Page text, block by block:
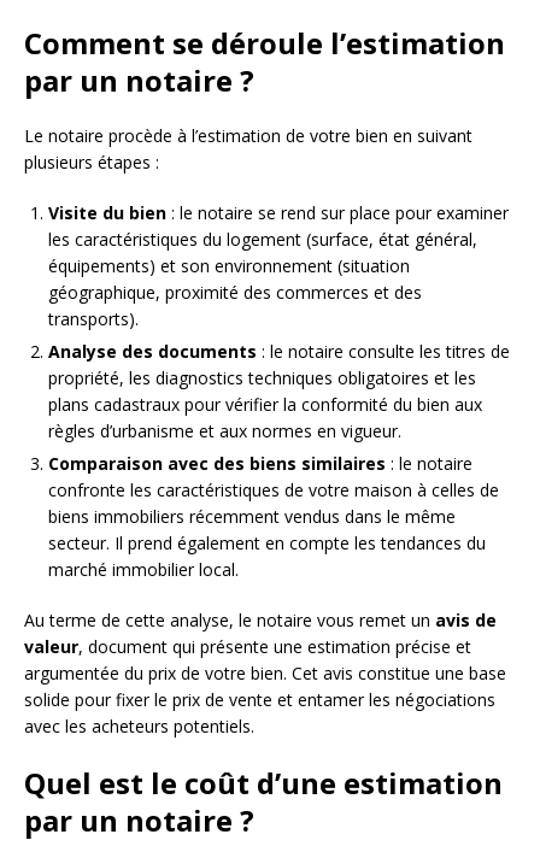
Comment se déroule l’estimation
par un notaire ?
Le notaire procède à l’estimation de votre bien en suivant
plusieurs étapes :
Visite du bien : le notaire se rend sur place pour examiner
les caractéristiques du logement (surface, état général,
équipements) et son environnement (situation
géographique, proximité des commerces et des
transports).
Analyse des documents : le notaire consulte les titres de
propriété, les diagnostics techniques obligatoires et les
plans cadastraux pour vérifier la conformité du bien aux
règles d’urbanisme et aux normes en vigueur.
Comparaison avec des biens similaires : le notaire
confronte les caractéristiques de votre maison à celles de
biens immobiliers récemment vendus dans le même
secteur. Il prend également en compte les tendances du
marché immobilier local.
Au terme de cette analyse, le notaire vous remet un avis de
valeur, document qui présente une estimation précise et
argumentée du prix de votre bien. Cet avis constitue une base
solide pour fixer le prix de vente et entamer les négociations
avec les acheteurs potentiels.
Quel est le coût d’une estimation
par un notaire ?